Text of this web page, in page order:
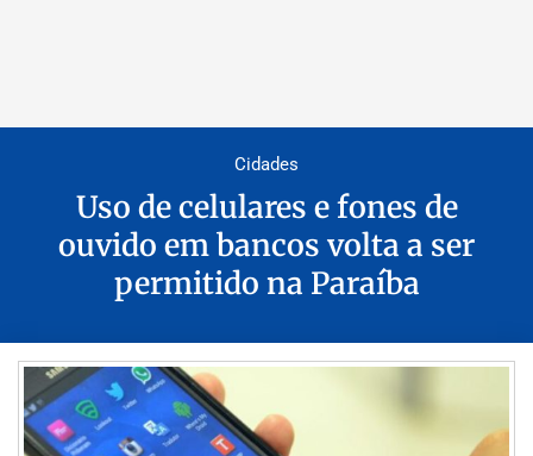
Cidades
Uso de celulares e fones de
ouvido em bancos volta a ser
permitido na Paraíba